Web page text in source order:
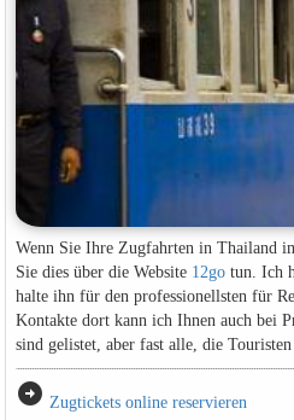
Wenn Sie Ihre Zugfahrten in Thailand
Sie dies über die Website 12gotun. Ich
halte ihn für den professionellsten für
Kontakte dort kann ich Ihnen auch bei
sind gelistet, aber fast alle, die Touristen
arrow_circle_right Zugtickets online reservieren